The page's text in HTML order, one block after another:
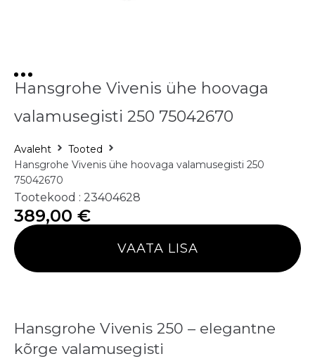
Hansgrohe Vivenis ühe hoovaga
valamusegisti 250 75042670
Avaleht
Tooted
Hansgrohe Vivenis ühe hoovaga valamusegisti 250
75042670
Tootekood : 23404628
389,00 €
VAATA LISA
Hansgrohe Vivenis 250 – elegantne
kõrge valamusegisti